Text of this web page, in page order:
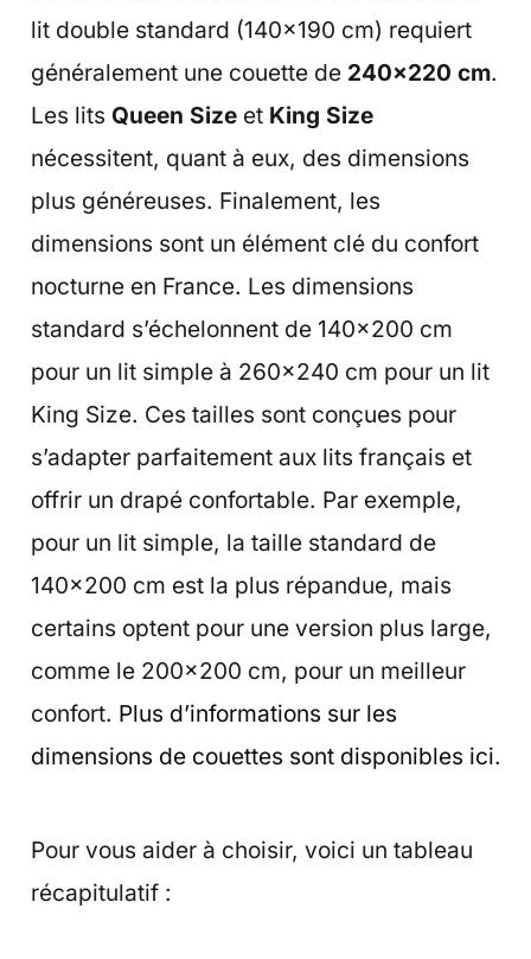
lit double standard (140×190 cm) requiert
généralement une couette de 240×220 cm.
Les lits Queen Sizeet King Size
nécessitent, quant à eux, des dimensions
plus généreuses. Finalement, les
dimensions sont un élément clé du confort
nocturne en France. Les dimensions
standard s’échelonnent de 140×200 cm
pour un lit simple à 260×240 cm pour un lit
King Size. Ces tailles sont conçues pour
s’adapter parfaitement aux lits français et
offrir un drapé confortable. Par exemple,
pour un lit simple, la taille standard de
140×200 cm est la plus répandue, mais
certains optent pour une version plus large,
comme le 200×200 cm, pour un meilleur
confort. Plus d’informations sur les
dimensions de couettes sont disponibles ici.
Pour vous aider à choisir, voici un tableau
récapitulatif :